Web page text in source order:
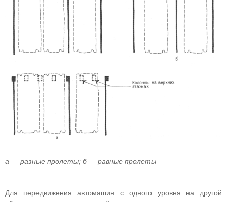
а — разные пролеты; б — равные пролеты
Для передвижения автомашин с одного уровня на другой